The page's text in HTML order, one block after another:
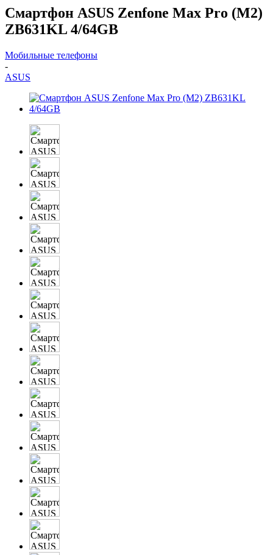
Смартфон ASUS Zenfone Max Pro (M2)
ZB631KL 4/64GB
Мобильные телефоны
-
ASUS